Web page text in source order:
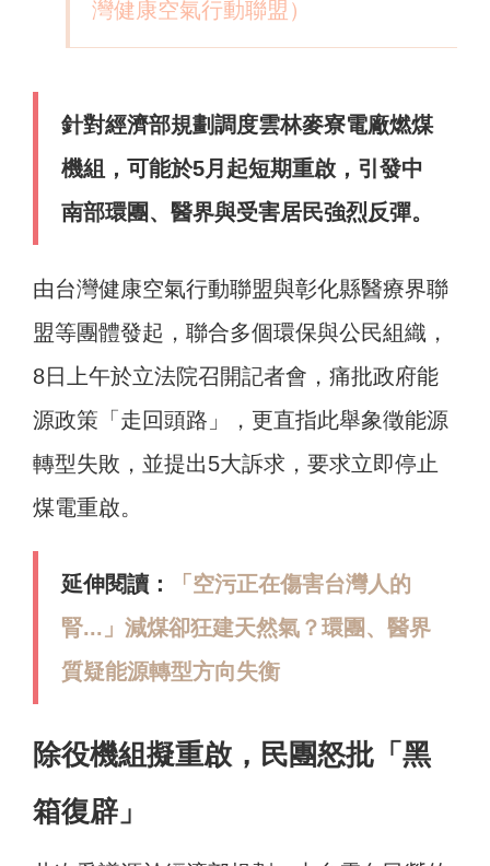
灣健康空氣行動聯盟）
針對經濟部規劃調度雲林麥寮電廠燃煤
機組，可能於5月起短期重啟，引發中
南部環團、醫界與受害居民強烈反彈。
由台灣健康空氣行動聯盟與彰化縣醫療界聯
盟等團體發起，聯合多個環保與公民組織，
8日上午於立法院召開記者會，痛批政府能
源政策「走回頭路」，更直指此舉象徵能源
轉型失敗，並提出5大訴求，要求立即停止
煤電重啟。
延伸閱讀：
「空污正在傷害台灣人的
腎...」減煤卻狂建天然氣？環團、醫界
質疑能源轉型方向失衡
除役機組擬重啟，民團怒批「黑
箱復辟」